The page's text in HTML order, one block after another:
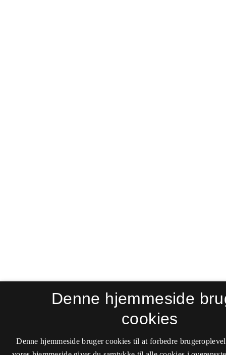
Denne hjemmeside
cookies
Denne hjemmeside bruger cookies til at forbedre